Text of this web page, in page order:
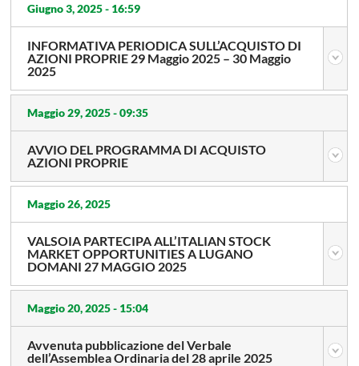
Giugno 3, 2025 - 16:59
INFORMATIVA PERIODICA SULL’ACQUISTO DI
AZIONI PROPRIE 29 Maggio 2025 – 30 Maggio
2025
Maggio 29, 2025 -09:35
AVVIO DEL PROGRAMMA DI ACQUISTO
AZIONI PROPRIE
Maggio 26, 2025
VALSOIA PARTECIPA ALL’ITALIAN STOCK
MARKET OPPORTUNITIES A LUGANO
DOMANI 27 MAGGIO 2025
Maggio 20, 2025 - 15:04
Avvenuta pubblicazione del Verbale
dell’Assemblea Ordinaria del 28 aprile 2025